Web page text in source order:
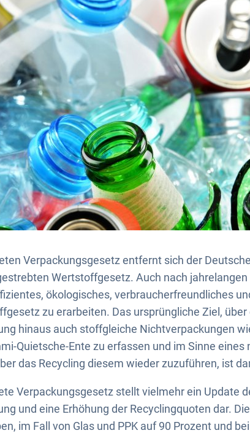
Verpackungsgesetz entfernt sich der
Wertstoffgesetz. Auch nach
ökologisches, verbraucherfreundliches
zu erarbeiten. Das ursprüngliche Ziel, über
hinaus auch stoffgleiche Nichtverpackungen
Quietsche-Ente zu erfassen und im Sinne eines
das Recycling diesem wieder zuzuführen, ist
Verpackungsgesetz stellt vielmehr ein Update
und eine Erhöhung der Recyclingquoten dar.
im Fall von Glas und PPK auf 90 Prozent und